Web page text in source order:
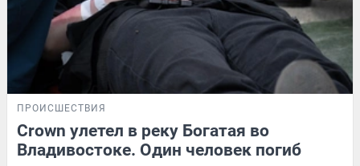
ПРОИСШЕСТВИЯ
Crown улетел в реку Богатая во
Владивостоке. Один человек погиб